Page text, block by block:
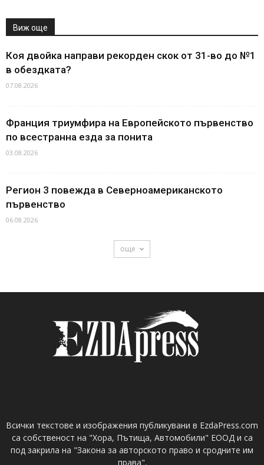
Виж още
Коя двойка направи рекорден скок от 31-во до №1
в обездката?
07.08.2026
Франция триумфира на Европейското първенство
по всестранна езда за понита
03.08.2026
Регион 3 повежда в Северноамериканското
първенство
06.08.2026
още
Всички текстове и изображения публикувани в EzdaPress.com
са собственост на "Хора, Пътища, Автомобили" ЕООД и са
под закрила на "Закона за авторското право и сродните им
права".